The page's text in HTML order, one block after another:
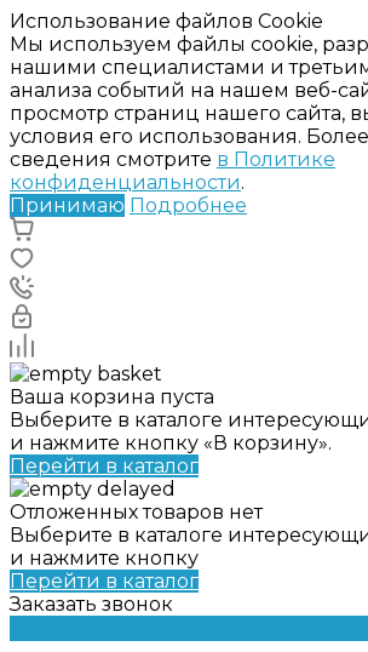
Использование файлов Cookie
Мы используем файлы cookie,
нашими специалистами и
анализа событий на нашем веб-
просмотр страниц нашего сайта,
условия его использования.
сведения смотрите в Политике
конфиденциальности.
Принимаю Подробнее
Ваша корзина пуста
Выберите в каталоге
и нажмите кнопку «В корзину».
Перейти в каталог
Отложенных товаров нет
Выберите в каталоге
и нажмите кнопку
Перейти в каталог
Заказать звонок